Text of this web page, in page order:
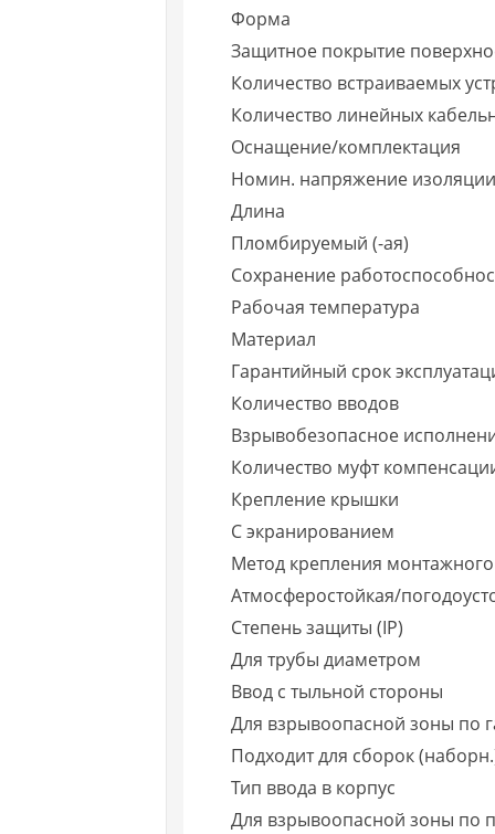
Форма
Защитное покрытие
Количество встраиваемых
Количество линейных
Оснащение/комплектация
Номин. напряжение
Длина
Пломбируемый (-ая)
Сохранение
Рабочая температура
Материал
Гарантийный срок
Количество вводов
Взрывобезопасное
Количество муфт
Крепление крышки
С экранированием
Метод крепления монтажного
Атмосферостойкая/
Степень защиты (IP)
Для трубы диаметром
Ввод с тыльной стороны
Для взрывоопасной зоны по
Подходит для сборок
Тип ввода в корпус
Для взрывоопасной зоны по